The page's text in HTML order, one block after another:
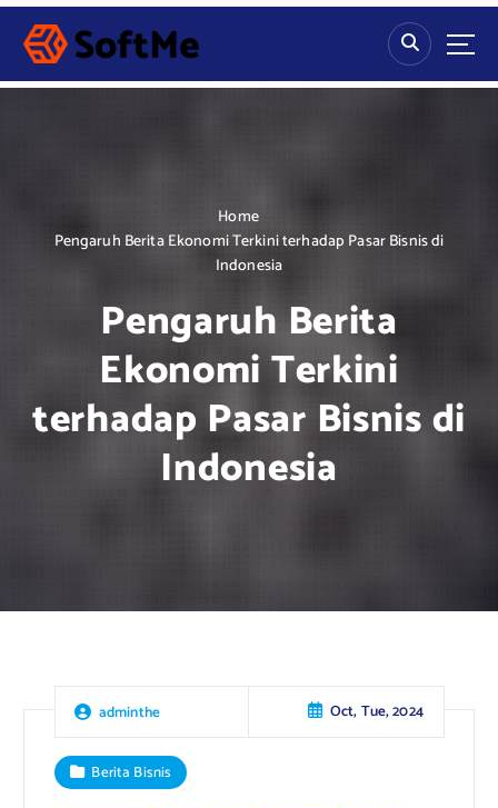
S
p
Home
Pengaruh Berita Ekonomi Terkini terhadap Pasar Bisnis di
Indonesia
Pengaruh Berita
Ekonomi Terkini
terhadap Pasar Bisnis di
Indonesia
adminthe Oct, Tue, 2024
Berita Bisnis